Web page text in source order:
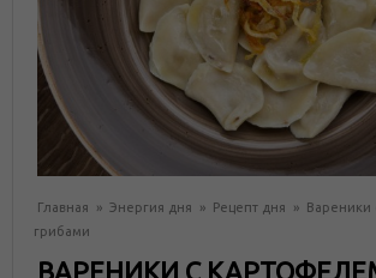
Главная » Энергия дня » Рецепт дня »
Вареники
грибами
ВАРЕНИКИ С